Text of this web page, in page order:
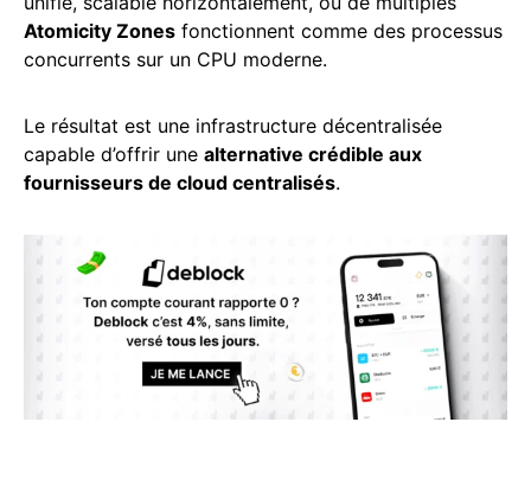
Atomicity Zones fonctionnent comme des processus
concurrents sur un CPU moderne.
Le résultat est une infrastructure décentralisée
capable d’offrir une alternative crédible aux
fournisseurs de cloud centralisés.